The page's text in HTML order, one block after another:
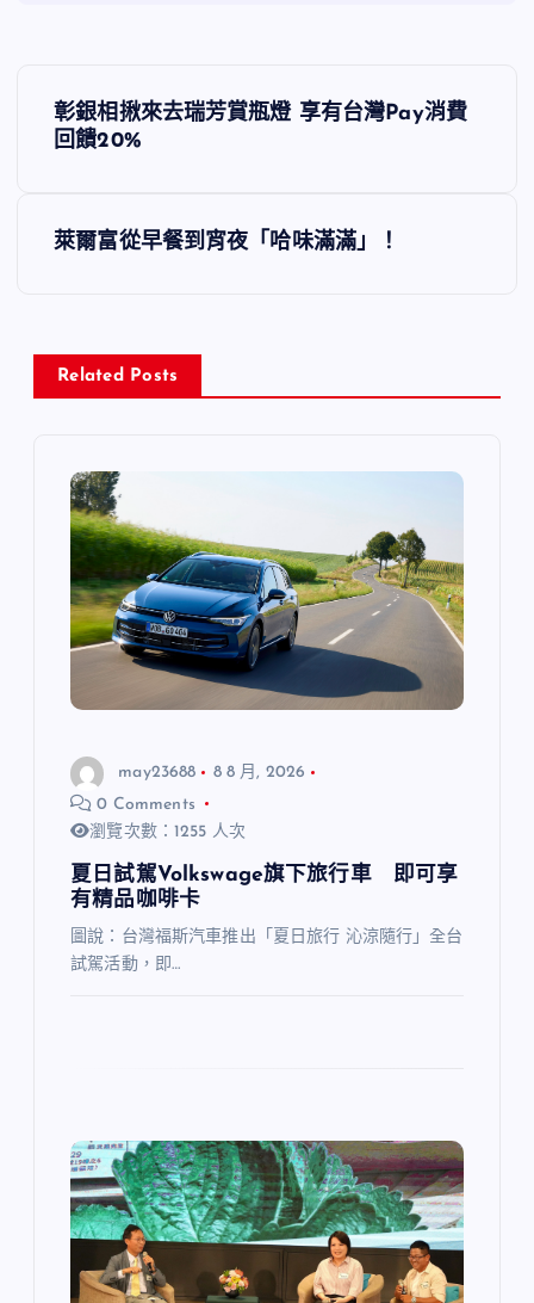
文
章
彰銀相揪來去瑞芳賞瓶燈 享有台灣Pay消費
回饋20%
萊爾富從早餐到宵夜「哈味滿滿」！
Related Posts
may23688
8 8 月, 2026
0 Comments
瀏覽次數：1255 人次
夏日試駕Volkswage旗下旅行車 即可享
有精品咖啡卡
圖說：台灣福斯汽車推出「夏日旅行 沁涼隨行」全台
試駕活動，即…